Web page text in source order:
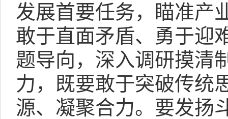
发展首要任务，瞄准产
敢于直面矛盾、勇于迎
题导向，深入调研摸清
力，既要敢于突破传统
源、凝聚合力。要发扬